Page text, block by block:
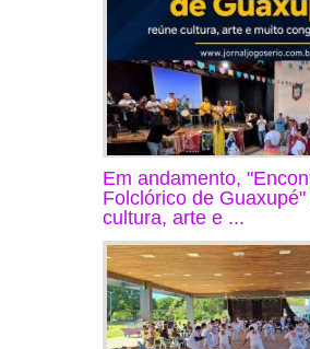
Em andamento,
Folclórico de
cultura, arte e ...